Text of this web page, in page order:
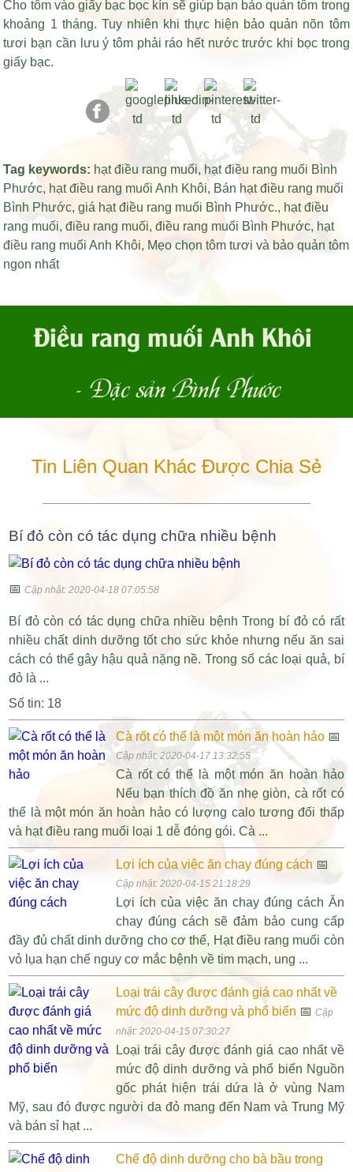
Cho tôm vào giấy bạc bọc kín sẽ giúp bạn bảo quản tôm trong
khoảng 1 tháng. Tuy nhiên khi thực hiện bảo quản nõn tôm
tươi bạn cần lưu ý tôm phải ráo hết nước trước khi bọc trong
giấy bạc.
Tag keywords: hạt điều rang muối,hạt điều rang muối Bình
Phước, hạt điều rang muối Anh Khôi, Bán hạt điều rang muối
Bình Phước,giá hạt điều rang muối Bình Phước., hạt điều
rang muối,điều rang muối,điều rang muối Bình Phước, hạt
điều rang muối Anh Khôi, Mẹo chọn tôm tươi và bảo quản tôm
ngon nhất
Điều rang muối Anh Khôi
- Đặc sản Bình Phước
Tin Liên Quan Khác Được Chia Sẻ
Bí đỏ còn có tác dụng chữa nhiều bệnh
📅Cập nhật: 2020-04-18 07:05:58
Bí đỏ còn có tác dụng chữa nhiều bệnh Trong bí đỏ có rất
nhiều chất dinh dưỡng tốt cho sức khỏe nhưng nếu ăn sai
cách có thể gây hậu quả nặng nề. Trong số các loại quả, bí
đỏ là ...
Số tin: 18
Cà rốt có thể là một món ăn hoàn hảo📅
Cập nhật: 2020-04-17 13:32:55
Cà rốt có thể là một món ăn hoàn hảo
Nếu bạn thích đồ ăn nhẹ giòn, cà rốt có
thể là một món ăn hoàn hảo có lượng calo tương đối thấp
và hạt điều rang muối loại 1 dễ đóng gói. Cà ...
Lợi ích của việc ăn chay đúng cách 📅
Cập nhật: 2020-04-15 21:18:29
Lợi ích của việc ăn chay đúng cách Ăn
chay đúng cách sẽ đảm bảo cung cấp
đầy đủ chất dinh dưỡng cho cơ thể, Hạt điều rang muối còn
vỏ lụa hạn chế nguy cơ mắc bệnh về tim mạch, ung ...
Loại trái cây được đánh giá cao nhất về
mức độ dinh dưỡng và phổ biến 📅 Cập
nhật: 2020-04-15 07:30:27
Loại trái cây được đánh giá cao nhất về
mức độ dinh dưỡng và phổ biến Nguồn
gốc phát hiện trái dứa là ở vùng Nam
Mỹ, sau đó được người da đỏ mang đến Nam và Trung Mỹ
và bán sỉ hạt ...
Chế độ dinh dưỡng cho bà bầu trong